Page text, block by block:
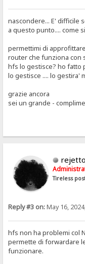
nascondere... E' difficile
a questo punto.... come
permettimi di
router che funziona con
hfs lo gestisce? ho fatto
lo gestisce .... lo gestira'
grazie ancora
sei un grande -
rejetto
Tireless
Reply #3 on:May 16,
hfs non ha problemi col
permette di forwardare
funzionare.